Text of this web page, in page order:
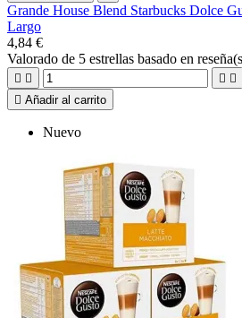
Grande House Blend Starbucks Dolce
Largo
4,84 €
Valorado de 5 estrellas basado en
   
 Añadir al carrito
Nuevo